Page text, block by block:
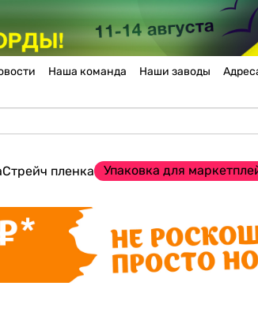
Наша команда Наши заводы
Стрейч пленка Упаковка для